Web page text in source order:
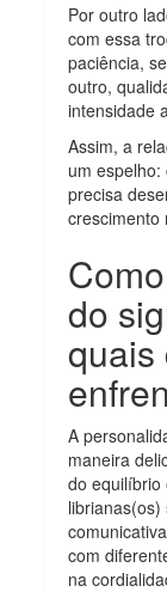
Por outro
com essa
paciência,
outro,
intensidade
Assim, a
um
precisa
crescimento
do
quais
A
maneira
do equilíbrio
com
na